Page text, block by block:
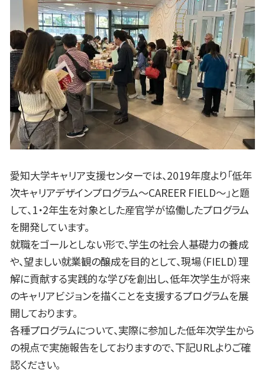
愛知大学キャリア支援センターでは、2019年度より「低年
次キャリアデザインプログラム～CAREER FIELD～」と題
して、1・2年生を対象とした産官学が協働したプログラム
を開発しています。
就職をゴールとしない形で、学生の社会人基礎力の養成
や、望ましい就業観の醸成を目的として、現場（FIELD）理
解に貢献する実践的な学びを創出し、低年次学生が将来
のキャリアビジョンを描くことを支援するプログラムを展
開しております。
各種プログラムについて、実際に参加した低年次学生から
の視点で実施報告をしておりますので、下記URLよりご確
認ください。